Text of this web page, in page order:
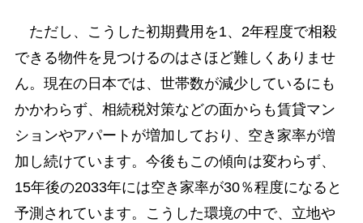
ただし、こうした初期費用を1、2年程度で相殺
できる物件を見つけるのはさほど難しくありませ
ん。現在の日本では、世帯数が減少しているにも
かかわらず、相続税対策などの面からも賃貸マン
ションやアパートが増加しており、空き家率が増
加し続けています。今後もこの傾向は変わらず、
15年後の2033年には空き家率が30％程度になると
予測されています。こうした環境の中で、立地や